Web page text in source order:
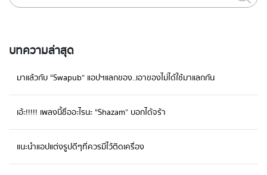
บทความล่าสุด
มาแล้วกับ “Swapub” แอปฯแลกของ..เอาของไม่ได้ใช้มาแลกกัน
เอ้ะ!!!!! เพลงนี้ชื่ออะไรนะ “Shazam” บอกได้จร้า
แนะนำแอปแต่งรูปดีๆที่ควรมีไว้ติดเครื่อง